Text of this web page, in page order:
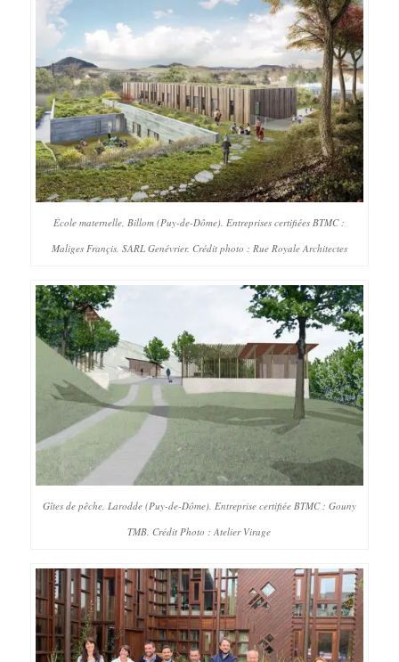
École maternelle, Billom (Puy-de-Dôme). Entreprises certifiées BTMC :
Maliges Françis, SARL Genévrier. Crédit photo : Rue Royale Architectes
Gîtes de pêche, Larodde (Puy-de-Dôme). Entreprise certifiée BTMC : Gouny
TMB. Crédit Photo : Atelier Virage